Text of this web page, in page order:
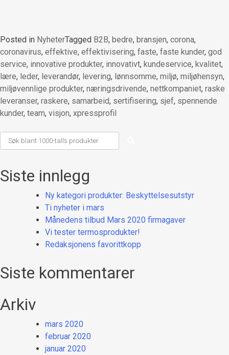
Posted in NyheterTagged B2B, bedre, bransjen, corona,
coronavirus, effektive, effektivisering, faste, faste kunder, god
service, innovative produkter, innovativt, kundeservice, kvalitet,
lære, leder, leverandør, levering, lønnsomme, miljø, miljøhensyn,
miljøvennlige produkter, næringsdrivende, nettkompaniet, raske
leveranser, raskere, samarbeid, sertifisering, sjef, spennende
kunder, team, visjon, xpressprofil
Siste innlegg
Ny kategori produkter: Beskyttelsesutstyr
Ti nyheter i mars
Månedens tilbud Mars 2020 firmagaver
Vi tester termosprodukter!
Redaksjonens favorittkopp
Siste kommentarer
Arkiv
mars 2020
februar 2020
januar 2020